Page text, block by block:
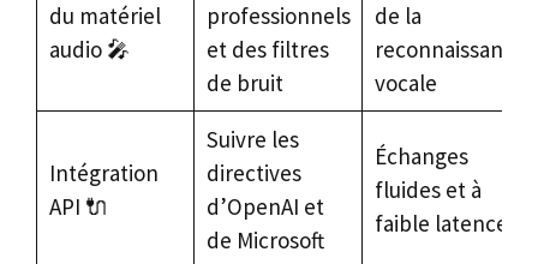
du matériel
audio 🎤
professionnels
et des filtres
de bruit
de la
reconnaissance
vocale
Intégration
API 🔌
Suivre les
directives
d’OpenAI et
de Microsoft
Échanges
fluides et à
faible latence